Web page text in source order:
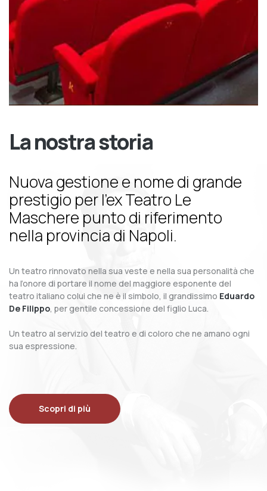
La nostra storia
Nuova gestione e nome di grande
prestigio per l’ex Teatro Le
Maschere punto di riferimento
nella provincia di Napoli.
Un teatro rinnovato nella sua veste e nella sua personalità che
ha l’onore di portare il nome del maggiore esponente del
teatro italiano colui che ne è il simbolo, il grandissimo Eduardo
De Filippo, per gentile concessione del figlio Luca.
Un teatro al servizio del teatro e di coloro che ne amano ogni
sua espressione.
Scopri di più